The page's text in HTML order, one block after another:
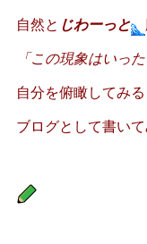
自然と じわーっと
「この現象はいっ
自分を俯瞰してみ
ブログとして書い